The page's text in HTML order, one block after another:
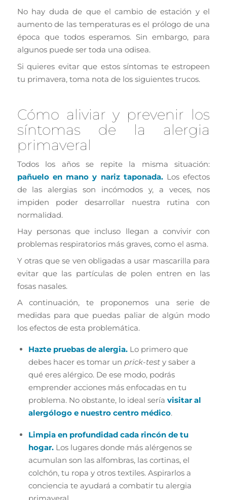
No hay duda de que el cambio de estación y el
aumento de las temperaturas es el prólogo de una
época que todos esperamos. Sin embargo, para
algunos puede ser toda una odisea.
Si quieres evitar que estos síntomas te estropeen
tu primavera, toma nota de los siguientes trucos.
Cómo aliviar y prevenir los
síntomas de la alergia
primaveral
Todos los años se repite la misma situación:
pañuelo en mano y nariz taponada. Los efectos
de las alergias son incómodos y, a veces, nos
impiden poder desarrollar nuestra rutina con
normalidad.
Hay personas que incluso llegan a convivir con
problemas respiratorios más graves, como el asma.
Y otras que se ven obligadas a usar mascarilla para
evitar que las partículas de polen entren en las
fosas nasales.
A continuación, te proponemos una serie de
medidas para que puedas paliar de algún modo
los efectos de esta problemática.
Hazte pruebas de alergia. Lo primero que
debes hacer es tomar un prick-testy saber a
qué eres alérgico. De ese modo, podrás
emprender acciones más enfocadas en tu
problema. No obstante, lo ideal sería visitar al
alergólogo e nuestro centro médico.
Limpia en profundidad cada rincón de tu
hogar.Los lugares donde más alérgenos se
acumulan son las alfombras, las cortinas, el
colchón, tu ropa y otros textiles. Aspirarlos a
conciencia te ayudará a combatir tu alergia
primaveral.